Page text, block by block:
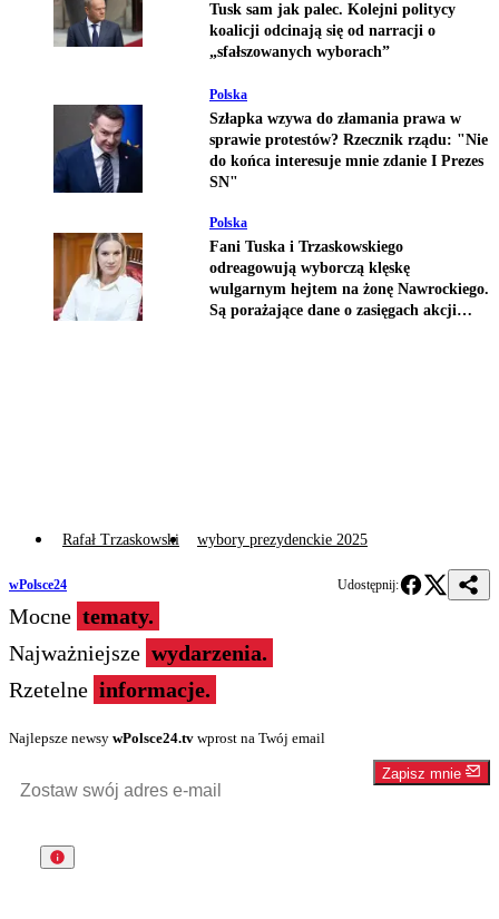
Tusk sam jak palec. Kolejni politycy
koalicji odcinają się od narracji o
„sfałszowanych wyborach”
Polska
Szłapka wzywa do złamania prawa w
sprawie protestów? Rzecznik rządu: "Nie
do końca interesuje mnie zdanie I Prezes
SN"
Polska
Fani Tuska i Trzaskowskiego
odreagowują wyborczą klęskę
wulgarnym hejtem na żonę Nawrockiego.
Są porażające dane o zasięgach akcji
Rafał Trzaskowski wybory prezydenckie 2025
wPolsce24 Udostępnij:
Mocne tematy.
Najważniejsze wydarzenia.
Rzetelne informacje.
Najlepsze newsy wPolsce24.tv wprost na Twój email
Zapisz mnie